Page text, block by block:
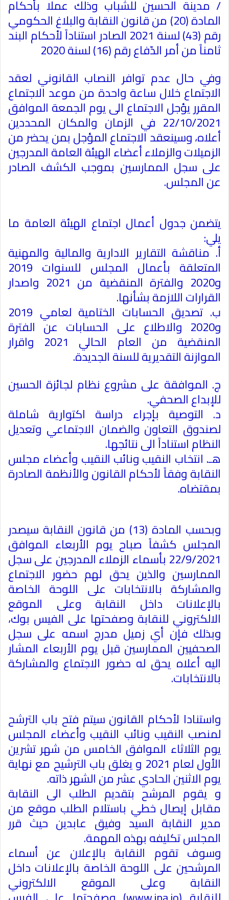
/ مدينة الحسين للشباب وذلك عملا بأحكام
المادة (20) من قانون النقابة والبلاغ الحكومي
رقم (43) لسنة 2021 الصادر استناداً لأحكام البند
ثامناً من أمر الدّفاع رقم (16) لسنة 2020
وفي حال عدم توافر النصاب القانوني لعقد
الاجتماع خلال ساعة واحدة من موعد الاجتماع
المقرر يؤجل الاجتماع الى يوم الجمعة الموافق
22/10/2021 في الزمان والمكان المحددين
أعلاه، وسينعقد الاجتماع المؤجل بمن يحضر من
الزميلات والزملاء أعضاء الهيئة العامة المدرجين
على سجل الممارسين بموجب الكشف الصادر
عن المجلس.
يتضمن جدول أعمال اجتماع الهيئة العامة ما
يلي:
أ. مناقشة التقارير الادارية والمالية والمهنية
المتعلقة بأعمال المجلس للسنوات 2019
و2020 والفترة المنقضية من 2021 واصدار
القرارات اللازمة بشأنها.
ب. تصديق الحسابات الختامية لعامي 2019
و2020 والاطلاع على الحسابات عن الفترة
المنقضية من العام الحالي 2021 واقرار
الموازنة التقديرية للسنة الجديدة.
ج. الموافقة على مشروع نظام لجائزة الحسين
للإبداع الصحفي.
د. التوصية بإجراء دراسة اكتوارية شاملة
لصندوق التعاون والضمان الاجتماعي وتعديل
النظام استناداً الى نتائجها.
هـ. انتخاب النقيب ونائب النقيب وأعضاء مجلس
النقابة وفقاً لأحكام القانون والأنظمة الصادرة
بمقتضاه.
وبحسب المادة (13) من قانون النقابة سيصدر
المجلس كشفاً صباح يوم الأربعاء الموافق
22/9/2021 بأسماء الزملاء المدرجين على سجل
الممارسين والذين يحق لهم حضور الاجتماع
والمشاركة بالانتخابات على اللوحة الخاصة
بالإعلانات داخل النقابة وعلى الموقع
الالكتروني للنقابة وصفحتها على الفيس بوك،
وبذلك فإن أي زميل مدرج اسمه على سجل
الصحفيين الممارسين قبل يوم الأربعاء المشار
اليه أعلاه يحق له حضور الاجتماع والمشاركة
بالانتخابات.
واستنادا لأحكام القانون سيتم فتح باب الترشح
لمنصب النقيب ونائب النقيب وأعضاء المجلس
يوم الثلاثاء الموافق الخامس من شهر تشرين
الأول لعام 2021 و يغلق باب الترشيح مع نهاية
يوم الاثنين الحادي عشر من الشهر ذاته.
و يقوم المرشح بتقديم الطلب الى النقابة
مقابل إيصال خطي باستلام الطلب موقع من
مدير النقابة السيد وفيق عابدين حيث قرر
المجلس تكليفه بهذه المهمة.
وسوف تقوم النقابة بالإعلان عن أسماء
المرشحين على اللوحة الخاصة بالإعلانات داخل
النقابة وعلى الموقع الالكتروني